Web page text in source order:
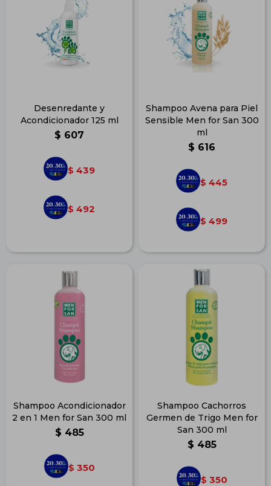
Desenredante y
Acondicionador 125 ml
$ 607
$ 439
$ 492
Shampoo Avena para Piel
Sensible Men for San 300
ml
$ 616
$ 445
$ 499
Shampoo Acondicionador
2 en 1 Men for San 300 ml
$ 485
$ 350
Shampoo Cachorros
Germen de Trigo Men for
San 300 ml
$ 485
$ 350